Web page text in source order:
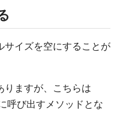
サイズを空にすることが
りますが、こちらは
呼び出すメソッドとな